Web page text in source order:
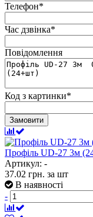
Телефон*
Час дзвінка*
Повідомлення
Код з картинки*
Замовити
Профіль UD-27 3м
Артикул: -
37.02 грн. за шт
В наявності
-